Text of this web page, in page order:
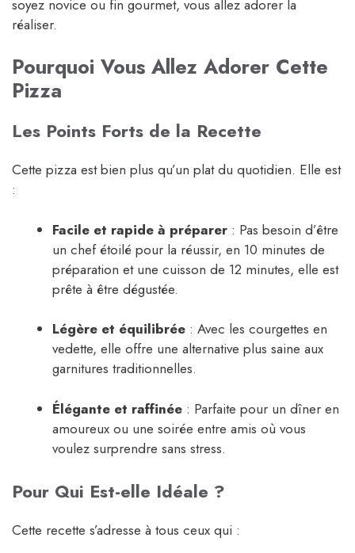
soyez novice ou fin gourmet, vous allez adorer la
réaliser.
Pourquoi Vous Allez Adorer Cette
Pizza
Les Points Forts de la Recette
Cette pizza est bien plus qu’un plat du quotidien. Elle est
:
Facile et rapide à préparer : Pas besoin d’être
un chef étoilé pour la réussir, en 10 minutes de
préparation et une cuisson de 12 minutes, elle est
prête à être dégustée.
Légère et équilibrée : Avec les courgettes en
vedette, elle offre une alternative plus saine aux
garnitures traditionnelles.
Élégante et raffinée : Parfaite pour un dîner en
amoureux ou une soirée entre amis où vous
voulez surprendre sans stress.
Pour Qui Est-elle Idéale ?
Cette recette s’adresse à tous ceux qui :